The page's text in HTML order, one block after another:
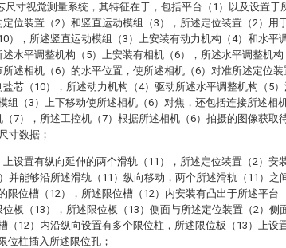
尺寸视觉测量系统，其特征在于，包括平台（1）以及设置于
位装置（2）和竖直运动模组（3），所述定位装置（2）用
），所述竖直运动模组（3）上安装有动力机构（4）和水平
水平调整机构（5）上安装有相机（6），所述水平调整机构
所述相机（6）的水平位置，使所述相机（6）对准所述定位装
盐芯（10），所述动力机构（4）驱动所述水平调整机构（5
组（3）上下移动使所述相机（6）对焦，还包括连接所述相
（7），所述工控机（7）根据所述相机（6）拍摄的图像获取
寸数据；
上设置有纵向延伸的两个滑轨（11），所述定位装置（2）安
并能够沿所述滑轨（11）纵向移动，两个所述滑轨（11）之
限位槽（12），所述限位槽（12）内安装有凸出于所述平台
位板（13），所述限位板（13）侧面与所述定位装置（2）侧
（12）内沿纵向设置有多个限位柱，所述限位板（13）上设
位柱插入所述限位孔；